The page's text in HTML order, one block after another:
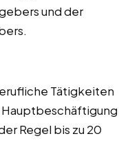
und der
Tätigkeiten
Hauptbeschäftigung
Regel bis zu 20